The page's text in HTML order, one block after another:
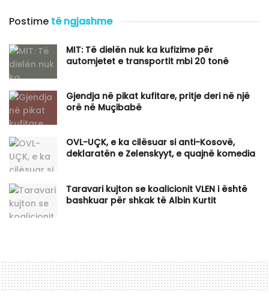
Postime të ngjashme
MIT: Të dielën nuk ka kufizime për
automjetet e transportit mbi 20 tonë
Gjendja në pikat kufitare, pritje deri në një
orë në Muçibabë
OVL-UÇK, e ka cilësuar si anti-Kosovë,
deklaratën e Zelenskyyt, e quajnë komedia
Taravari kujton se koalicionit VLEN i është
bashkuar për shkak të Albin Kurtit